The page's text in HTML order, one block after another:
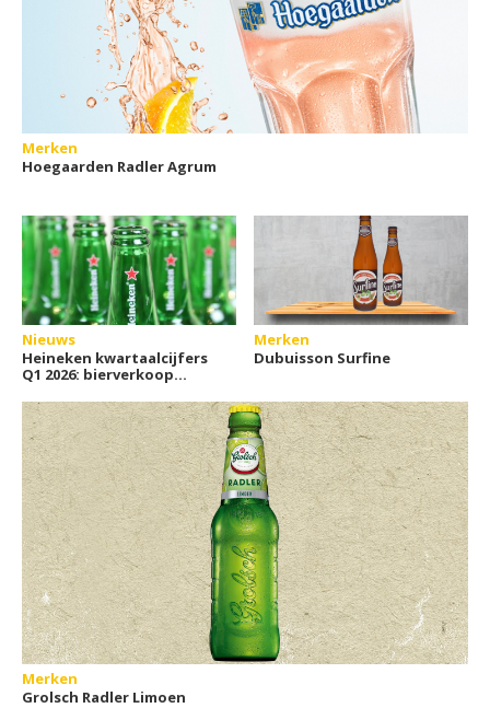
Merken
Hoegaarden Radler Agrum
Nieuws
Heineken kwartaalcijfers
Q1 2026: bierverkoop
Merken
Dubuisson Surfine
Merken
Grolsch Radler Limoen